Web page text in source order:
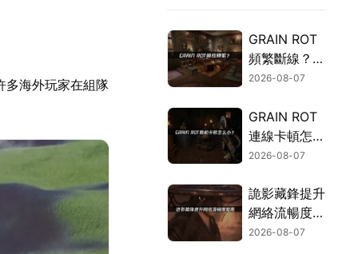
多海外玩家在組隊
GRAIN ROT
頻繁斷線？網
路優化指南一
2026-08-07
GRAIN ROT
連線卡頓怎麼
辦？網路優化
2026-08-07
詭影藏鋒提升
網絡流暢度指
南！
2026-08-07